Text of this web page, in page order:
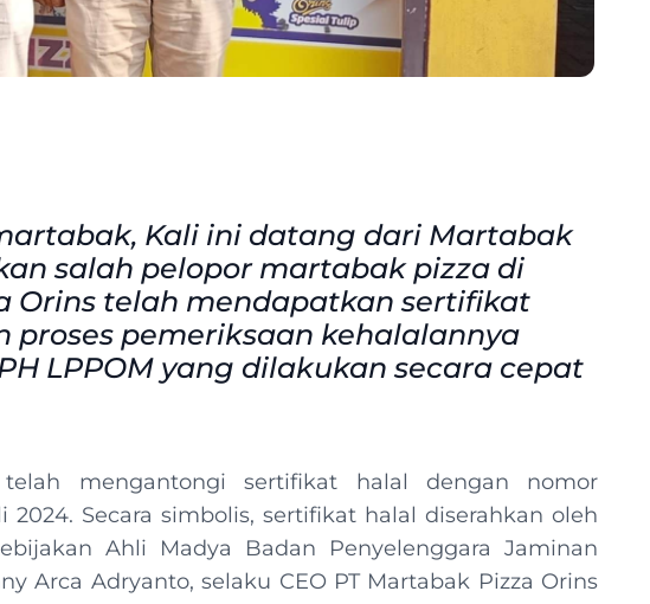
Kali ini datang dari Martabak
salah pelopor martabak pizza di
Orins telah mendapatkan sertifikat
proses pemeriksaan kehalalannya
LPPOM yang dilakukan secara cepat
mengantongi sertifikat halal dengan nomor
2024. Secara simbolis, sertifikat halal diserahkan oleh
Ahli Madya Badan Penyelenggara Jaminan
Arca Adryanto, selaku CEO PT Martabak Pizza Orins